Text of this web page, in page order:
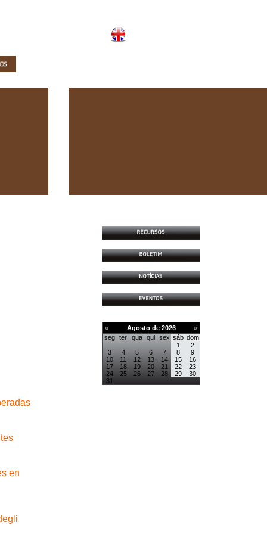
en
« Agosto de 2026
»
seg
ter qua qui sex sáb dom
1
2
3
4 5 6 7 8
9
10
11 12 13 14 15
16
17
18 19 20 21 22
23
24
25 26 27 28 29
30
31